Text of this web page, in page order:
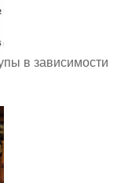
в зависимости